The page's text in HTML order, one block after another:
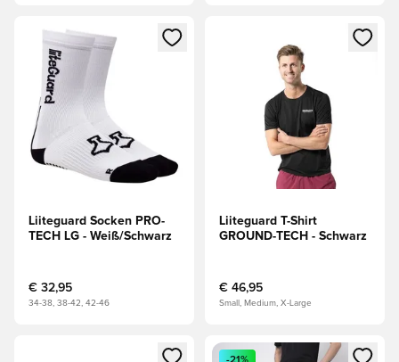
Öffnet ein Fenster zum Anmelden oder Registrieren als
Liiteguard Socken PRO-
TECH LG - Weiß/Schwarz
€ 32,95
34-38, 38-42, 42-46
Öffnet ein Fenster zum
Liiteguard T-Shirt
GROUND-TECH - Schwarz
€ 46,95
Small, Medium, X-Large
Öffnet ein Fenster zum Anmelden oder Registrieren als
Öffnet ein Fenster zum
-21%